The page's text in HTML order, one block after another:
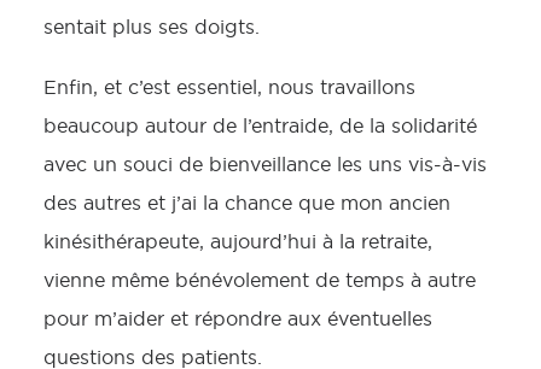
sentait plus ses doigts.
Enfin, et c’est essentiel, nous travaillons
beaucoup autour de l’entraide, de la solidarité
avec un souci de bienveillance les uns vis-à-vis
des autres et j’ai la chance que mon ancien
kinésithérapeute, aujourd’hui à la retraite,
vienne même bénévolement de temps à autre
pour m’aider et répondre aux éventuelles
questions des patients.